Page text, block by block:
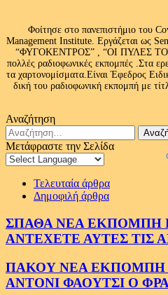
Φοίτησε στο πανεπιστήμιο του
Management Institute. Εργάζεται ως
“ΦΥΓΟΚΕΝΤΡΟΣ” , “ΟΙ ΠΥΛΕΣ
πολλές ραδιοφωνικές εκπομπές .Στα
τα χαρτονομίσματα.Είναι Έφεδρος
δική του ραδιοφωνική εκπομπή με
Αναζήτηση
Αναζήτηση
για:
Μετάφραστε την Σελίδα
Τελευταία άρθρα
Δημοφιλή άρθρα
ΣΠΑΘΑ ΝΕΑ ΕΚΠΟΜΠΗ
ΑΝΤΕΧΕΤΕ ΑΥΤΕΣ ΤΙΣ
ΠΑΚΟΥ ΝΕΑ ΕΚΠΟΜΠΗ
ΑΝΤΟΝΙ ΦΑΟΥΤΣΙ Ο